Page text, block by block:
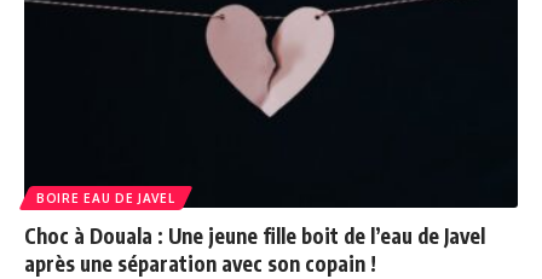
BOIRE EAU DE JAVEL
Choc à Douala : Une jeune fille boit de l’eau de Javel
après une séparation avec son copain !